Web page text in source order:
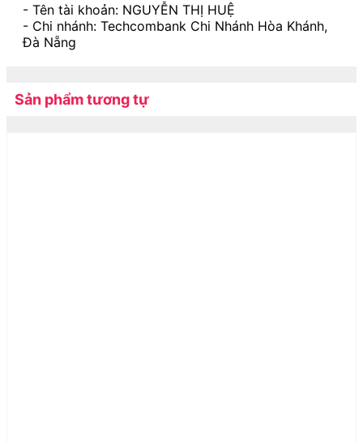
- Tên tài khoản: NGUYỄN THỊ HUỆ
- Chi nhánh: Techcombank Chi Nhánh Hòa Khánh,
Đà Nẵng
Sản phẩm tương tự